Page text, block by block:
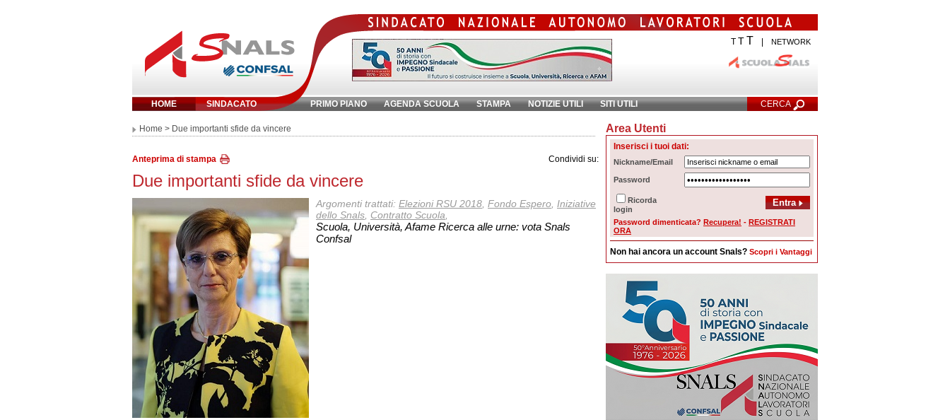
T TT NETWORK
HOME SINDACATO PRIMO PIANO AGENDA SCUOLA STAMPA NOTIZIE UTILI SITI UTILI CERCA
Inserisci parola chiave: Ricerca Avanzata
Home > Due importanti sfide da vincere
Anteprima di stampa Condividi su:
Due importanti sfide da vincere
Argomenti trattati: Elezioni RSU 2018 Fondo Espero Iniziative
dello Snals Contratto Scuola
Scuola, Università, Afame Ricerca alle urne: vota Snals
Confsal
Area Utenti
Inserisci i tuoi dati:
Nickname/Email
Password
Ricorda
login
Password dimenticata? Recupera! - REGISTRATI
ORA
Non hai ancora un account Snals? Scopri i Vantaggi